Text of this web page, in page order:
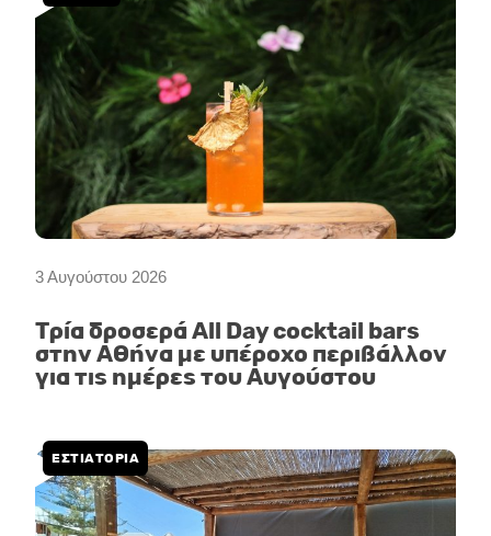
3 Αυγούστου 2026
Τρία δροσερά All Day cocktail bars
στην Αθήνα με υπέροχο περιβάλλον
για τις ημέρες του Αυγούστου
ΕΣΤΙΑΤΟΡΙΑ